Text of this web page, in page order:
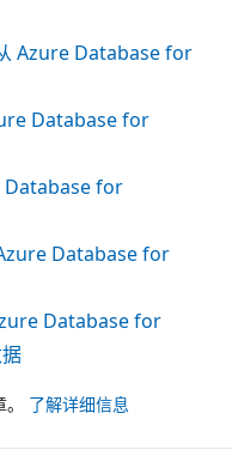
Azure Database for
Database for
Database for
Database for
Database for
了解详细信息